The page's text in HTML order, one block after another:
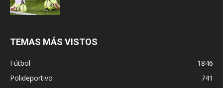
TEMAS MÁS VISTOS
Fútbol
1846
Polideportivo
741